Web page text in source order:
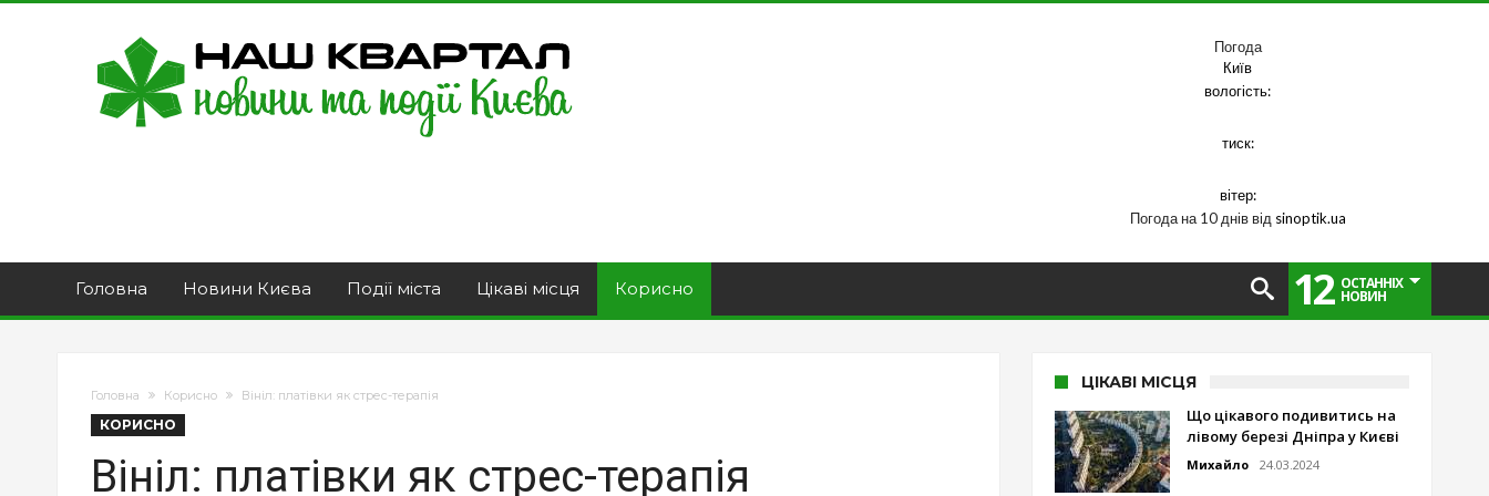
Погода
Київ
вологість:
тиск:
вітер:
Погода на 10 днів від sinoptik.ua
Головна Новини Києва Події міста Цікаві місця Корисно 12 ОСТАННІХ
НОВИН
Головна Корисно Вініл: платівки як стрес-терапія
КОРИСНО
Вініл: платівки як стрес-терапія
ЦІКАВІ МІСЦЯ
Що цікавого подивитись на
лівому березі Дніпра у Києві
Михайло 24.03.2024